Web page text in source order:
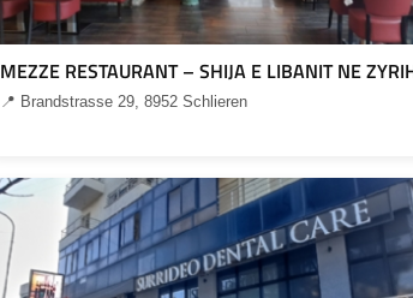
MEZZE RESTAURANT – SHIJA E LIBANIT NE
📍 Brandstrasse 29, 8952 Schlieren